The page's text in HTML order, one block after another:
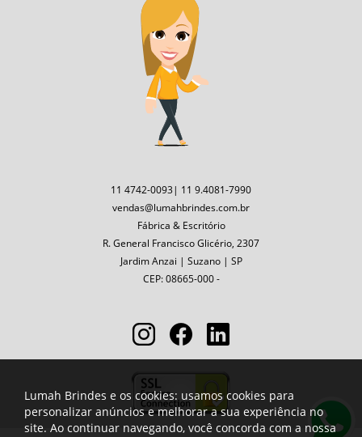
11 4742-0093| 11 9.4081-7990
vendas@lumahbrindes.com.br
Fábrica & Escritório
R. General Francisco Glicério, 2307
Jardim Anzai | Suzano | SP
CEP: 08665-000 -
Lumah Brindes e os cookies: usamos cookies para
personalizar anúncios e melhorar a sua experiência no
site. Ao continuar navegando, você concorda com a nossa